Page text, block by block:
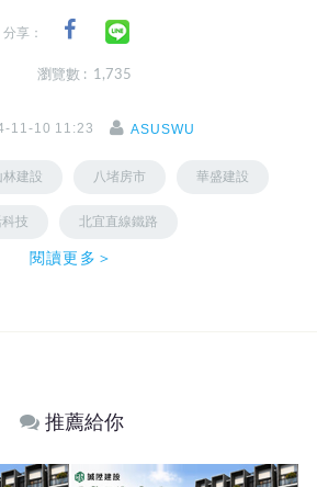
分享：
瀏覽數 : 1,735
11-10 11:23 ASUSWU
林建設 八堵房市 華盛建設
技 北宜直線鐵路
閱讀更多＞
推薦給你